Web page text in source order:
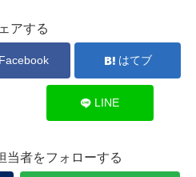
アする
Facebook はてブ
LINE
当者をフォローする